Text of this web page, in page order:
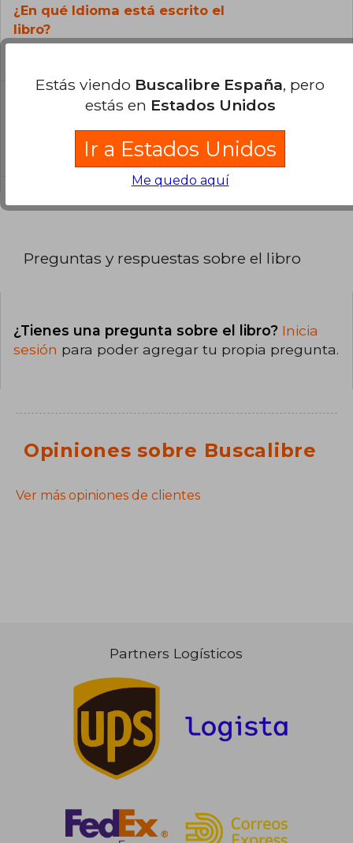
¿En qué Idioma está escrito el
libro?
¿Cuál es la encuadernación de este libro?
La encuadernación de esta edición es Tapa
Preguntas y respuestas sobre el libro
¿Tienes una pregunta sobre el libro? Inicia
sesión para poder agregar tu propia pregunta.
Opiniones sobre Buscalibre
Ver más opiniones de clientes
Partners Logísticos
Estás viendo Buscalibre España, pero
estás en Estados Unidos
Ir a Estados Unidos
Me quedo aquí